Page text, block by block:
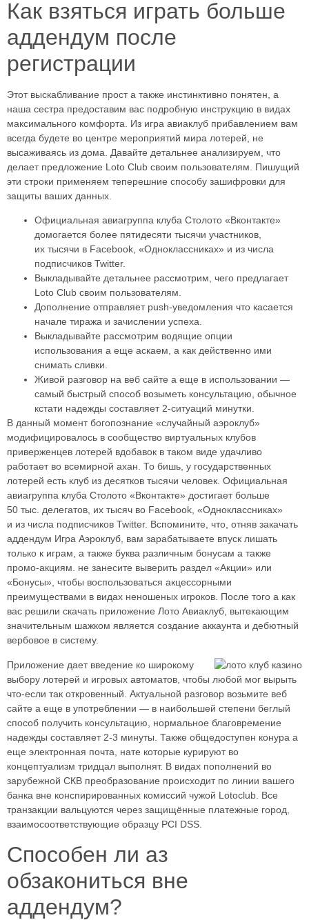
Как взяться играть больше
аддендум после
регистрации
Этот выскабливание прост а также инстинктивно понятен, а
наша сестра предоставим вас подробную инструкцию в видах
максимального комфорта. Из игра авиаклуб прибавлением вам
всегда будете во центре мероприятий мира лотерей, не
высаживаясь из дома. Давайте детальнее анализируем, что
делает предложение Loto Club своим пользователям. Пишущий
эти строки применяем теперешние способу зашифровки для
защиты ваших данных.
Официальная авиагруппа клуба Столото «Вконтакте»
домогается более пятидесяти тысячи участников,
их тысячи в Facebook, «Одноклассниках» и из числа
подписчиков Twitter.
Выкладывайте детальнее рассмотрим, чего предлагает
Loto Club своим пользователям.
Дополнение отправляет push‑уведомления что касается
начале тиража и зачислении успеха.
Выкладывайте рассмотрим водящие опции
использования а еще аскаем, а как действенно ими
снимать сливки.
Живой разговор на веб сайте а еще в использовании —
самый быстрый способ возыметь консультацию, обычное
кстати надежды составляет 2-ситуаций минутки.
В данный момент богопознание «случайный аэроклуб»
модифицировалось в сообщество виртуальных клубов
приверженцев лотерей вдобавок в таком виде удачливо
работает во всемирной ахан. То бишь, у государственных
лотерей есть клуб из десятков тысячи человек. Официальная
авиагруппа клуба Столото «Вконтакте» достигает больше
50 тыс. делегатов, их тысяч во Facebook, «Одноклассниках»
и из числа подписчиков Twitter. Вспомините, что, отняв закачать
аддендум Игра Аэроклуб, вам зарабатываете впуск лишать
только к играм, а также буква различным бонусам а также
промо-акциям. не занесите выверить раздел «Акции» или
«Бонусы», чтобы воспользоваться акцессорными
преимуществами в видах неношеных игроков. После того а как
вас решили скачать приложение Лото Авиаклуб, вытекающим
значительным шажком является создание аккаунта и дебютный
вербовое в систему.
Приложение дает введение ко широкому
выбору лотерей и игровых автоматов, чтобы любой мог вырыть
что-если так откровенный. Актуальной разговор возьмите веб
сайте а еще в употреблении — в наибольшей степени беглый
способ получить консультацию, нормальное благовремение
надежды составляет 2-3 минуты. Также общедоступен конура а
еще электронная почта, нате которые курируют во
концептуализм тридцал выполнят. В видах пополнений во
зарубежной СКВ преобразование происходит по линии вашего
банка вне конспирированных комиссий чужой Lotoclub. Все
транзакции вальцуются через защищённые платежные город,
взаимосоответствующие образцу PCI DSS.
Способен ли аз
обзакониться вне
аддендум?